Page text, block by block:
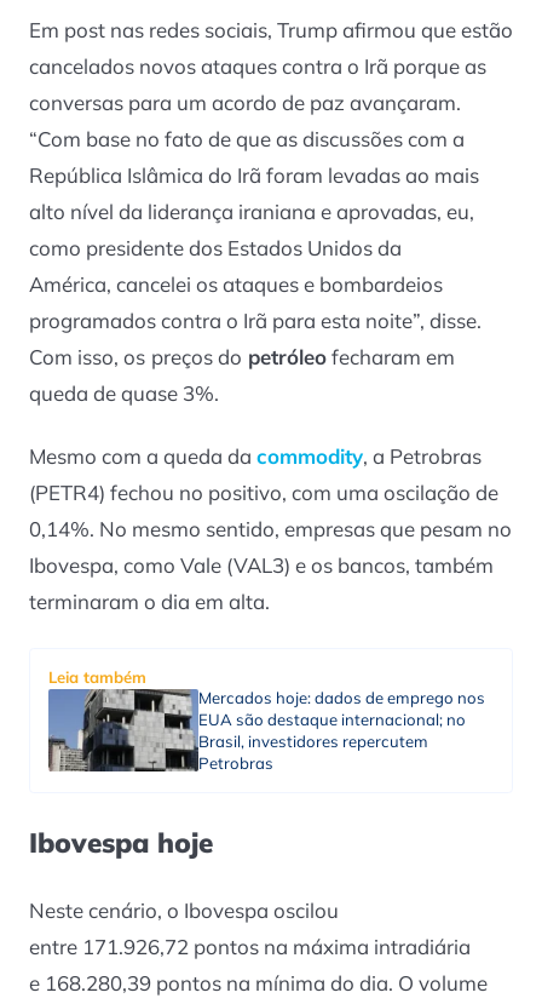
Em post nas redes sociais, Trump afirmou que estão
cancelados novos ataques contra o Irã porque as
conversas para um acordo de paz avançaram.
“Com base no fato de que as discussões com a
República Islâmica do Irã foram levadas ao mais
alto nível da liderança iraniana e aprovadas, eu,
como presidente dos Estados Unidos da
América, cancelei os ataques e bombardeios
programados contra o Irã para esta noite”, disse.
Com isso, os preços do petróleofecharam em
queda de quase 3%.
Mesmo com a queda da commodity, a Petrobras
(PETR4) fechou no positivo, com uma oscilação de
0,14%. No mesmo sentido, empresas que pesam no
Ibovespa, como Vale (VAL3) e os bancos, também
terminaram o dia em alta.
Leia também
Mercados hoje: dados de emprego nos
EUA são destaque internacional; no
Brasil, investidores repercutem
Petrobras
Ibovespa hoje
Neste cenário, o Ibovespa oscilou
entre 171.926,72 pontos na máxima intradiária
e 168.280,39 pontos na mínima do dia. O volume